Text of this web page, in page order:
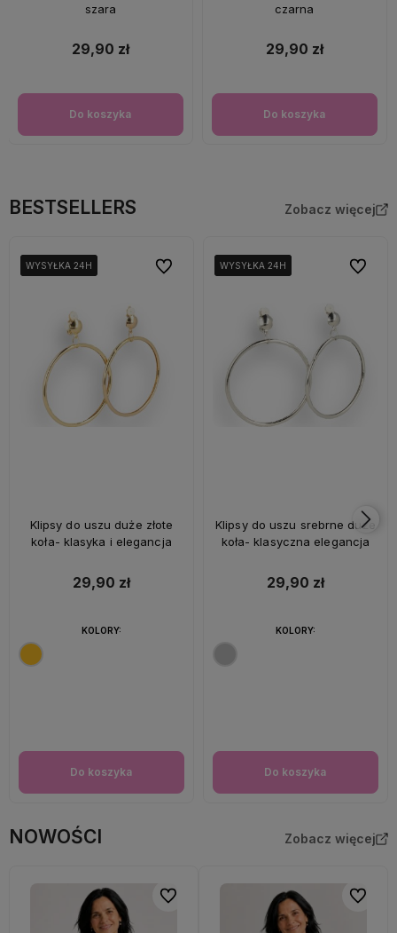
szara
29,90 zł
Do koszyka
czarna
29,90 zł
Do koszyka
BESTSELLERS Zobacz więcej
WYSYŁKA 24H
WYSYŁKA 24H
WYSYŁKA 24H
Klipsy do uszu duże złote
koła- klasyka i elegancja
29,90 zł
Do koszyka
KOLORY:
Do ulubionychWYSYŁKA 24H
WYSYŁKA 24H
WYSYŁKA 24H
Klipsy do uszu srebrne duże
koła- klasyczna elegancja
29,90 zł
Do koszyka
KOLORY:
Do
NOWOŚCI Zobacz więcej
Do ulubionych Do